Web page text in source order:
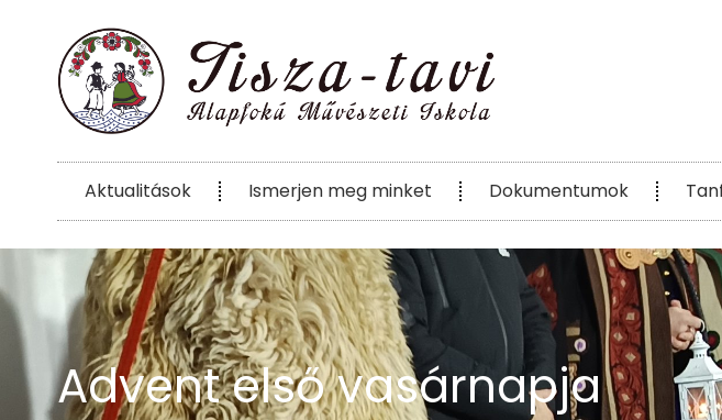
Aktualitások Ismerjen meg minket Dokumentumok
Advent első vasárnapja